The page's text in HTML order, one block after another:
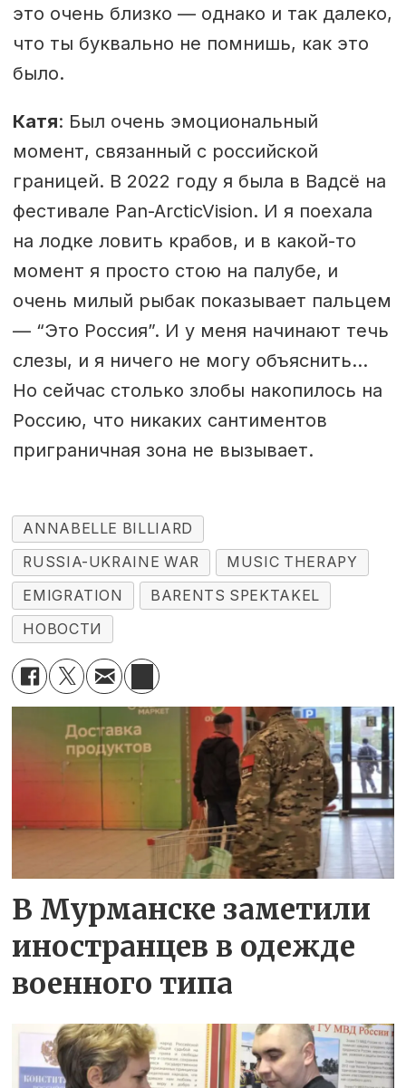
это очень близко — однако и так далеко,
что ты буквально не помнишь, как это
было.
Катя: Был очень эмоциональный
момент, связанный с российской
границей. В 2022 году я была в Вадсё на
фестивале Pan-ArcticVision. И я поехала
на лодке ловить крабов, и в какой-то
момент я просто стою на палубе, и
очень милый рыбак показывает пальцем
— “Это Россия”. И у меня начинают течь
слезы, и я ничего не могу объяснить…
Но сейчас столько злобы накопилось на
Россию, что никаких сантиментов
приграничная зона не вызывает.
ANNABELLE BILLIARD
RUSSIA-UKRAINE WAR
MUSIC THERAPY
EMIGRATION
BARENTS SPEKTAKEL
НОВОСТИ
В Мурманске заметили
иностранцев в одежде
военного типа